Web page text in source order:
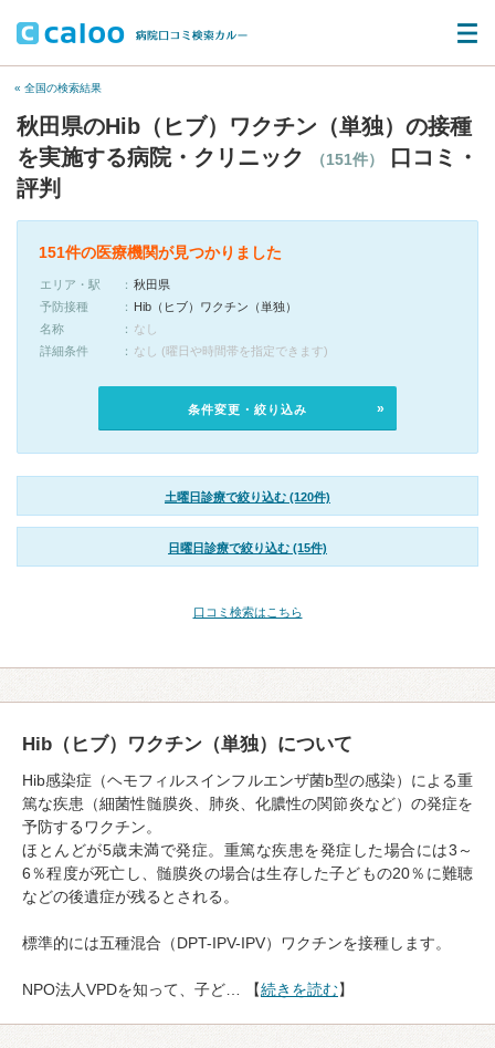
« 全国の検索結果
秋田県のHib（ヒブ）ワクチン（単独）の接種
を実施する病院・クリニック
（151件）
口コミ・
評判
151件の医療機関が見つかりました
エリア・駅
秋田県
予防接種
Hib（ヒブ）ワクチン（単独）
名称
なし
詳細条件
なし (曜日や時間帯を指定できます)
条件変更・絞り込み
土曜日診療で絞り込む (120件)
日曜日診療で絞り込む (15件)
口コミ検索はこちら
Hib（ヒブ）ワクチン（単独）について
Hib感染症（ヘモフィルスインフルエンザ菌b型の感染）による重
篤な疾患（細菌性髄膜炎、肺炎、化膿性の関節炎など）の発症を
予防するワクチン。
ほとんどが5歳未満で発症。重篤な疾患を発症した場合には3～
6％程度が死亡し、髄膜炎の場合は生存した子どもの20％に難聴
などの後遺症が残るとされる。
標準的には五種混合（DPT-IPV-IPV）ワクチンを接種します。
NPO法人VPDを知って、子ど… 【続きを読む】